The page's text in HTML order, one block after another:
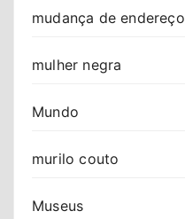
mudança de endereço
mulher negra
Mundo
murilo couto
Museus